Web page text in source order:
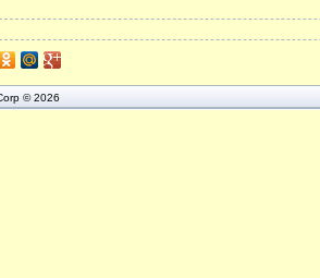
© 2026